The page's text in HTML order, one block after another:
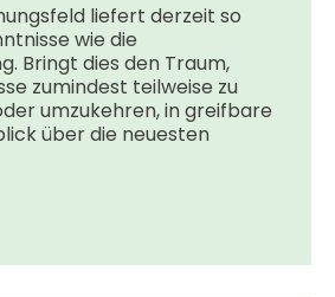
liefert derzeit so
wie die
Bringt dies den Traum,
zumindest teilweise zu
umzukehren, in greifbare
über die neuesten